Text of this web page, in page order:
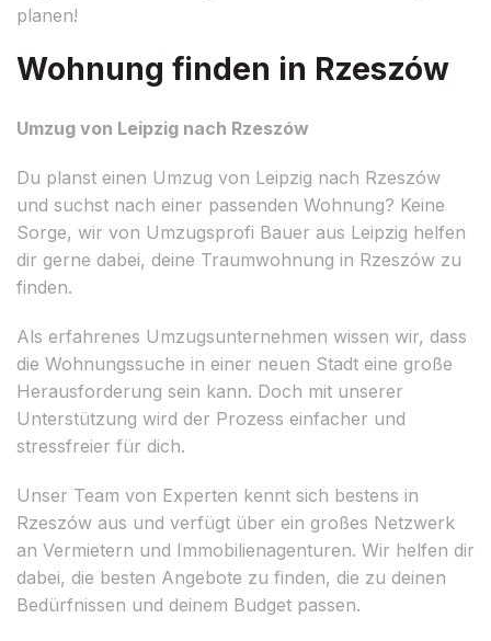
planen!
Wohnung finden in Rzeszów
Umzug von Leipzig nach Rzeszów
Du planst einen Umzug von Leipzig nach Rzeszów
und suchst nach einer passenden Wohnung? Keine
Sorge, wir von Umzugsprofi Bauer aus Leipzig helfen
dir gerne dabei, deine Traumwohnung in Rzeszów zu
finden.
Als erfahrenes Umzugsunternehmen wissen wir, dass
die Wohnungssuche in einer neuen Stadt eine große
Herausforderung sein kann. Doch mit unserer
Unterstützung wird der Prozess einfacher und
stressfreier für dich.
Unser Team von Experten kennt sich bestens in
Rzeszów aus und verfügt über ein großes Netzwerk
an Vermietern und Immobilienagenturen. Wir helfen dir
dabei, die besten Angebote zu finden, die zu deinen
Bedürfnissen und deinem Budget passen.